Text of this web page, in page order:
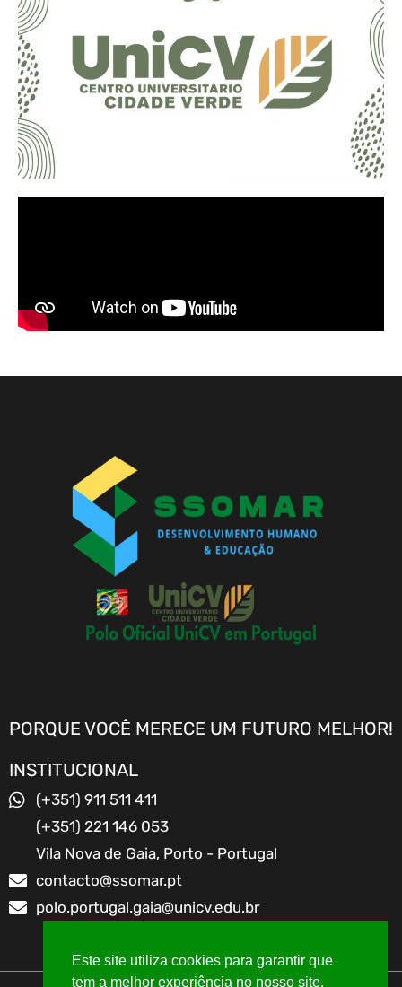
PORQUE VOCÊ MERECE UM FUTURO MELHOR!
INSTITUCIONAL
(+351) 911 511 411
(+351) 221 146 053
Vila Nova de Gaia, Porto - Portugal
contacto@ssomar.pt
polo.portugal.gaia@unicv.edu.br
Este site utiliza cookies para garantir que
tem a melhor experiência no nosso site.